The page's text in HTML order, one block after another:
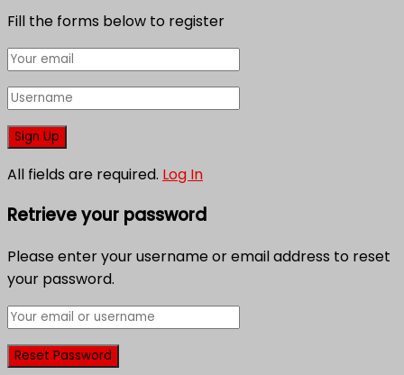
Fill the forms below to register
All fields are required. Log In
Retrieve your password
Please enter your username or email address to reset
your password.